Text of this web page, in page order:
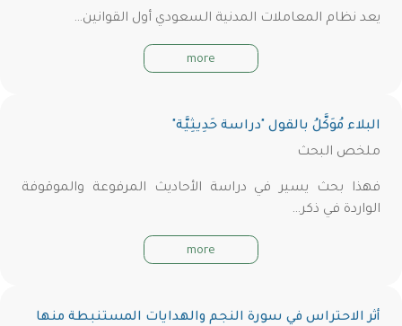
يعد نظام المعاملات المدنية السعودي أول القوانين…
more
البلاء مُوَكَّلُ بالقول "دراسة حَدِيثِيَّة"
ملخص البحث
فهذا بحث يسير في دراسة الأحاديث المرفوعة والموقوفة
الواردة في ذكر…
more
أثر الاحتراس في سورة النجم والهدايات المستنبطة منها